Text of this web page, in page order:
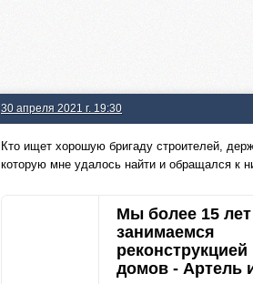
30 апреля 2021 г. 19:30
Кто ищет хорошую бригаду строителей,
которую мне удалось найти и обращался к
Мы более 15 лет
занимаемся
реконструкцией
домов - Артель